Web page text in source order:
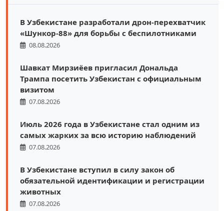
В Узбекистане разработали дрон-перехватчик
«Шункор-88» для борьбы с беспилотниками
08.08.2026
Шавкат Мирзиёев пригласил Дональда
Трампа посетить Узбекистан с официальным
визитом
07.08.2026
Июль 2026 года в Узбекистане стал одним из
самых жарких за всю историю наблюдений
07.08.2026
В Узбекистане вступил в силу закон об
обязательной идентификации и регистрации
животных
07.08.2026